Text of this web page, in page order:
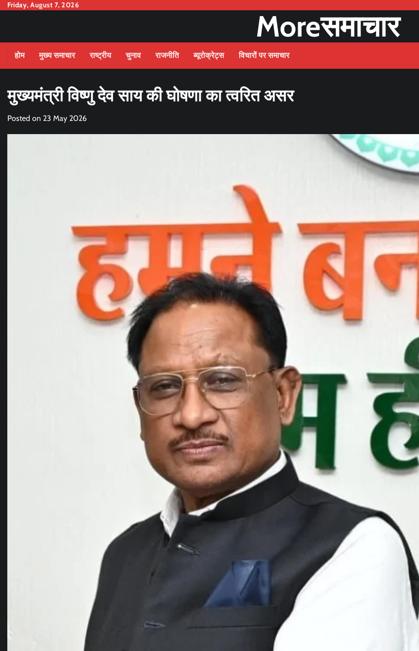
SkipFriday, August 7, 2026
Moreसमाचार
होम मुख्य समाचार राष्ट्रीय चुनाव राजनीति ब्यूरोक्रेट्स विचारों पर समाचार
मुख्यमंत्री विष्णु देव साय की घोषणा का त्वरित असर
Posted on 23 May 2026
छत्तीसगढ़ ब्यूरोक्रेट्स मुख्य समाचार
राजनीति
वित्त और व्यापार
साय कैबिनेट ने छत्तीसगढ़ राज्य आर्टिफिशियल
इंटेलिजेंस (AI) मिशन को दी मंजूरी
Moresamachar.com 0